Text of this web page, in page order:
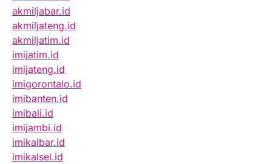
akmiljabar.id
akmiljateng.id
akmiljatim.id
imijatim.id
imijateng.id
imigorontalo.id
imibanten.id
imibali.id
imijambi.id
imikalbar.id
imikalsel.id